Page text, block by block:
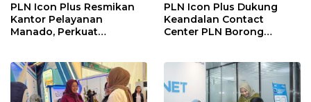
PLN Icon Plus Resmikan
Kantor Pelayanan
Manado, Perkuat
PLN Icon Plus Dukung
Keandalan Contact
Center PLN Borong